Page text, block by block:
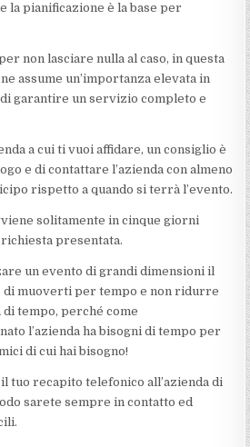
la pianificazione è la base per
non lasciare nulla al caso, in questa
assume un’importanza elevata in
di garantire un servizio completo e
a cui ti vuoi affidare, un consiglio è
e di contattare l’azienda con almeno
rispetto a quando si terrà l’evento.
solitamente in cinque giorni
presentata.
un evento di grandi dimensioni il
di muoverti per tempo e non ridurre
tempo, perché come
l’azienda ha bisogni di tempo per
di cui hai bisogno!
tuo recapito telefonico all’azienda di
sarete sempre in contatto ed